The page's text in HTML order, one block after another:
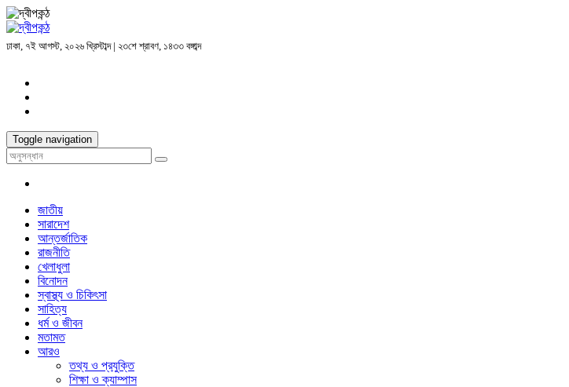
ঢাকা, ৭ই আগস্ট, ২০২৬ খ্রিস্টাব্দ | ২৩শে শ্রাবণ, ১৪৩৩ বঙ্গাব্দ
Toggle navigation
জাতীয়
সারাদেশ
আন্তর্জাতিক
রাজনীতি
খেলাধুলা
বিনোদন
স্বাস্থ্য ও চিকিৎসা
সাহিত্য
ধর্ম ও জীবন
মতামত
আরও
তথ্য ও প্রযুক্তি
শিক্ষা ও ক্যাম্পাস